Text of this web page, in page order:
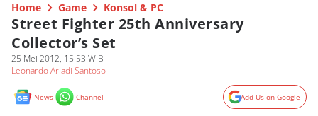
Home Game Konsol & PC
Street Fighter 25th Anniversary
Collector’s Set
25 Mei 2012, 15:53 WIB
Leonardo Ariadi Santoso
News Channel Add Us on Google